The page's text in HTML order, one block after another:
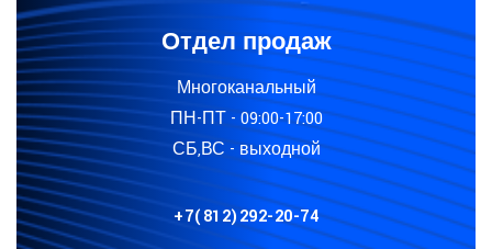
Отдел продаж
Многоканальный
ПН-ПТ - 09:00-17:00
СБ,ВС - выходной
+7(812)292-20-74